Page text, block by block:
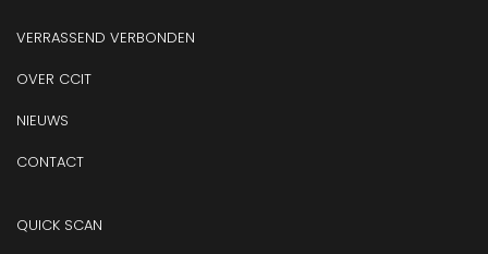
VERRASSEND VERBONDEN
OVER CCIT
NIEUWS
CONTACT
QUICK SCAN